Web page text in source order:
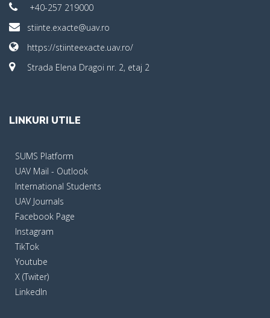
+40-257 219000
stiinte.exacte@uav.ro
https://stiinteexacte.uav.ro/
Strada Elena Dragoi nr. 2, etaj 2
LINKURI UTILE
SUMS Platform
UAV Mail - Outlook
International Students
UAV Journals
Facebook Page
Instagram
TikTok
Youtube
X (Twiter)
LinkedIn